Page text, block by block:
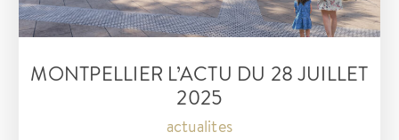
MONTPELLIER L’ACTU DU 28 JUILLET
2025
actualites